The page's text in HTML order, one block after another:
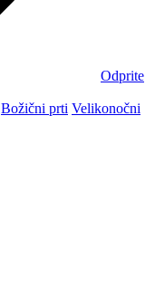
Odprite
Božični prti Velikonočni